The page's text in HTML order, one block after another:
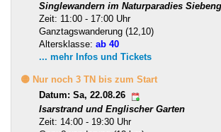
Singlewandern im Naturparadies
Zeit: 11:00 - 17:00 Uhr
Ganztagswanderung (12,10)
Altersklasse: ab 40
... mehr Infos und Tickets
🟡 Nur noch 3 TN bis zum Start
Datum: Sa, 22.08.26
Isarstrand und Englischer Garten
Zeit: 14:00 - 19:30 Uhr